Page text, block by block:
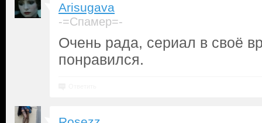
Arisugava
-=Спамер=-
Очень рада, сериал в своё
понравился.